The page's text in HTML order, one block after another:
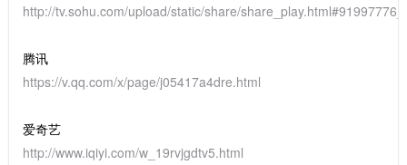
http://tv.sohu.com/upload/static/share/
腾讯
https://v.qq.com/x/page/j05417a4dre.html
爱奇艺
http://www.iqiyi.com/w_19rvjgdtv5.html